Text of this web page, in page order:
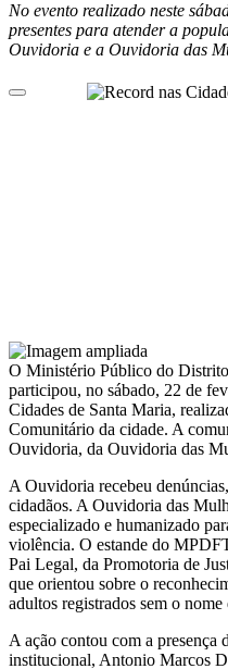
No evento realizado neste
presentes para atender a
Ouvidoria e a Ouvidoria das
O Ministério Público do
participou, no sábado, 22 de
Cidades de Santa Maria,
Comunitário da cidade. A
Ouvidoria, da Ouvidoria das
A Ouvidoria recebeu
cidadãos. A Ouvidoria das
especializado e humanizado
violência. O estande do
Pai Legal, da Promotoria de
que orientou sobre o
adultos registrados sem o nome
A ação contou com a presença
institucional, Antonio Marcos